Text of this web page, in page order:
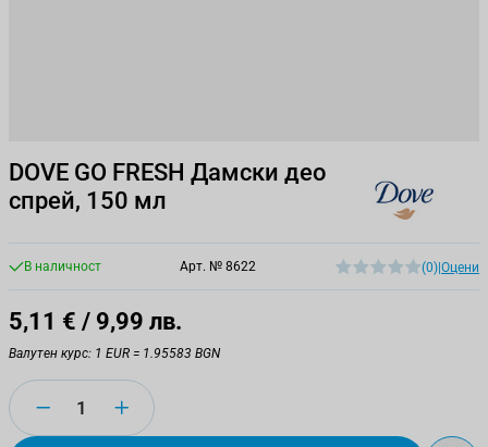
DOVE GO FRESH Дамски део
спрей, 150 мл
В наличност Арт. № 8622 (0)|Оцени
5,11 € / 9,99 лв.
Валутен курс: 1 EUR = 1.95583 BGN
Количество